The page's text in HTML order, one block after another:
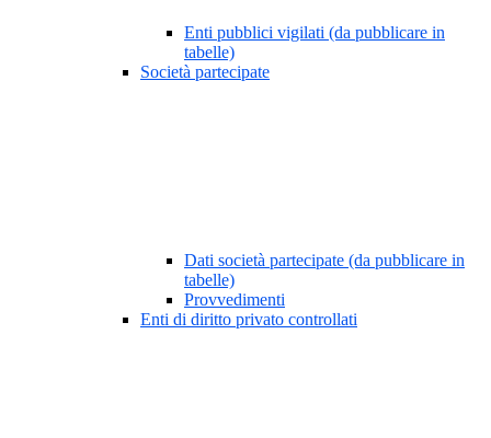
Enti pubblici vigilati (da pubblicare in
tabelle)
Società partecipate
Dati società partecipate (da pubblicare in
tabelle)
Provvedimenti
Enti di diritto privato controllati